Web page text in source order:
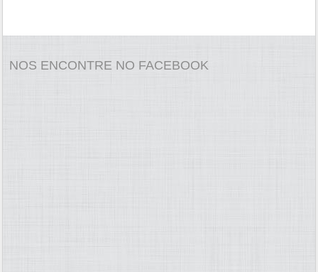
NOS ENCONTRE NO FACEBOOK